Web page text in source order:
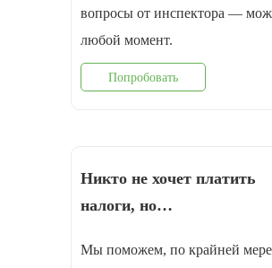
вопросы от инспектора —
любой момент.
Попробовать
Никто не хочет платить
налоги, но…
Мы поможем, по крайней